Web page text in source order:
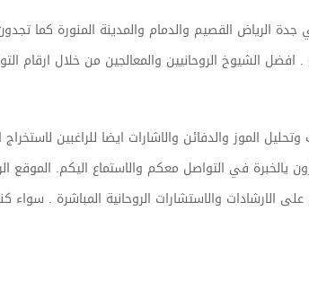
القصيم والدمام والمدينة المنورة كما
الشيوخ الروحانيين والمعالجين من خلال ارقام
والدفائن والاشارات ايضا للراغبين لاستخراج
في التواصل معكم والاستماع اليكم. الموقع
والاستشارات الروحانية المباشرة . سواء